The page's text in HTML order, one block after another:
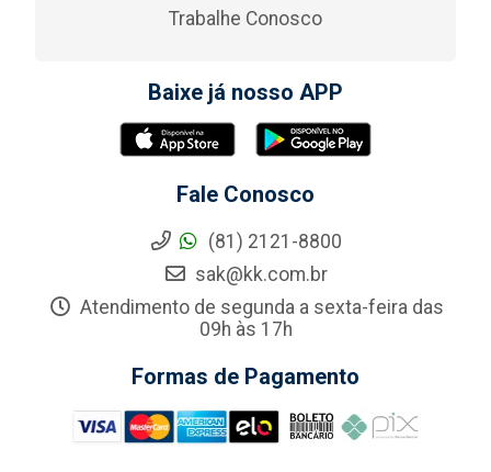
Trabalhe Conosco
Baixe já nosso APP
Fale Conosco
(81) 2121-8800
sak@kk.com.br
Atendimento de segunda a sexta-feira das
09h às 17h
Formas de Pagamento